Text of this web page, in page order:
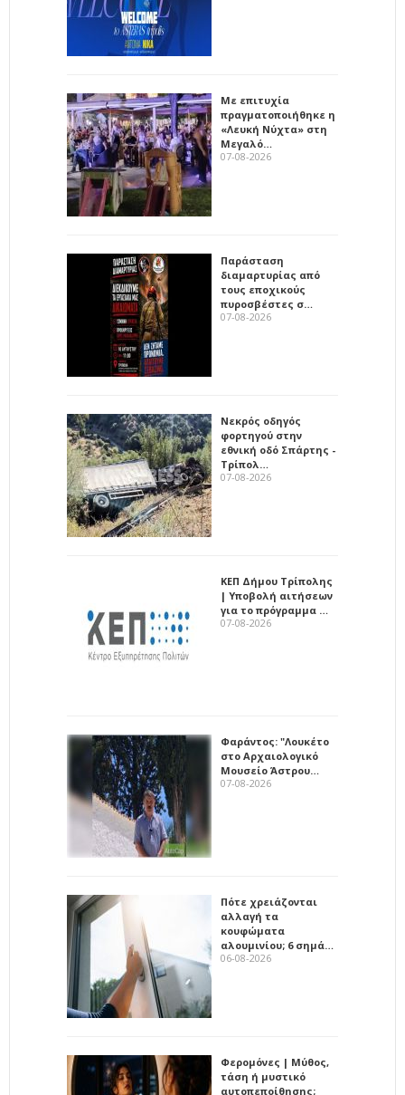
Με επιτυχία
πραγματοποιήθηκε η
«Λευκή Νύχτα» στη
Μεγαλό…
07-08-2026
Παράσταση
διαμαρτυρίας από
τους εποχικούς
πυροσβέστες σ…
07-08-2026
Νεκρός οδηγός
φορτηγού στην
εθνική οδό Σπάρτης -
Τρίπολ…
07-08-2026
ΚΕΠ Δήμου Τρίπολης
| Υποβολή αιτήσεων
για το πρόγραμμα …
07-08-2026
Φαράντος: "Λουκέτο
στο Αρχαιολογικό
Μουσείο Άστρου…
07-08-2026
Πότε χρειάζονται
αλλαγή τα
κουφώματα
αλουμινίου; 6 σημά…
06-08-2026
Φερομόνες | Μύθος,
τάση ή μυστικό
αυτοπεποίθησης;